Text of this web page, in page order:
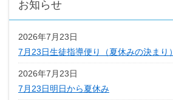
お知らせ
2026年7月23日
7月23日生徒指導便り（夏休みの決まり）
2026年7月23日
7月23日明日から夏休み